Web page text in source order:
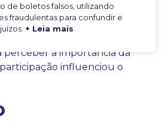
de boletos falsos, utilizando
fraudulentas para confundir e
+ Leia mais
certifique-se de
detalhes de
os participantes da reunião.
perceber a importância da
influenciou o